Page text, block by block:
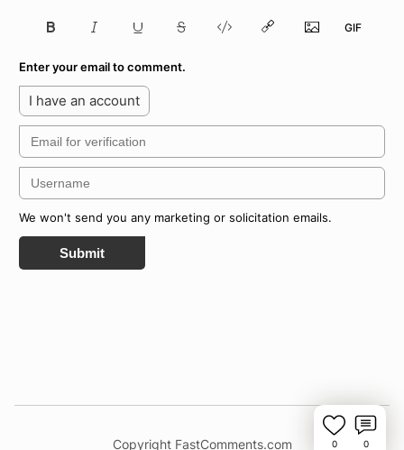
Enter your email to comment.
I have an account
We won't send you any marketing or solicitation emails.
Submit
0 0
Copyright FastComments.com